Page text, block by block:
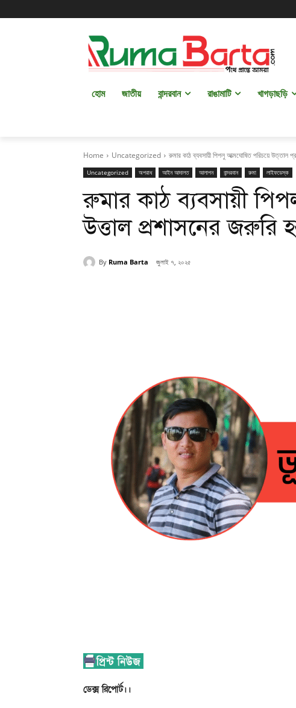
হোম জাতীয় বান্দরবান রাঙামাটি খাগড়াছড়ি
Home Uncategorized রুমার কাঠ ব্যবসায়ী পিপলু আত্মঘোষিত পরিচয়ে উত্তাল
Uncategorized অপরাধ আইন আদালত আলাপন বান্দরবান রুমা লাইফডেস্ক
রুমার কাঠ ব্যবসায়ী
উত্তাল প্রশাসনের জরুরি
By Ruma Barta জুলাই ৭, ২০২৫
ডেক্স রিপোর্ট।।